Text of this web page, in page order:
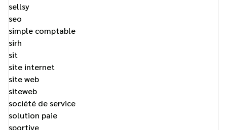
sellsy
seo
simple comptable
sirh
sit
site internet
site web
siteweb
société de service
solution paie
sportive